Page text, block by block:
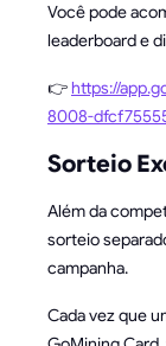
Você pode
leaderboard e
👉https://
8008-
Sorteio
Além da
sorteio
campanha.
Cada vez que